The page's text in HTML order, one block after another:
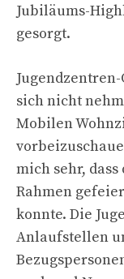
Jubiläums-
gesorgt.
sich nicht
Mobilen
mich sehr,
Rahmen
konnte. Die
Anlaufstellen